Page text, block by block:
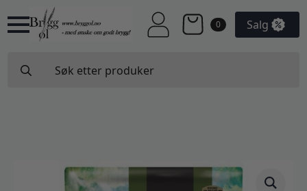
0 Salg
for: